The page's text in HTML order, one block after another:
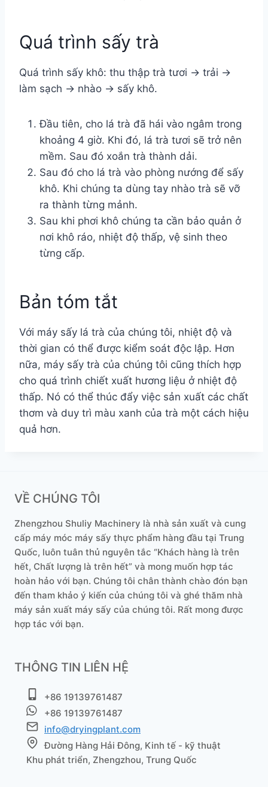
Quá trình sấy trà
Quá trình sấy khô: thu thập trà tươi → trải →
làm sạch → nhào → sấy khô.
Đầu tiên, cho lá trà đã hái vào ngâm trong
khoảng 4 giờ. Khi đó, lá trà tươi sẽ trở nên
mềm. Sau đó xoắn trà thành dải.
Sau đó cho lá trà vào phòng nướng để sấy
khô. Khi chúng ta dùng tay nhào trà sẽ vỡ
ra thành từng mảnh.
Sau khi phơi khô chúng ta cần bảo quản ở
nơi khô ráo, nhiệt độ thấp, vệ sinh theo
từng cấp.
Bản tóm tắt
Với máy sấy lá trà của chúng tôi, nhiệt độ và
thời gian có thể được kiểm soát độc lập. Hơn
nữa, máy sấy trà của chúng tôi cũng thích hợp
cho quá trình chiết xuất hương liệu ở nhiệt độ
thấp. Nó có thể thúc đẩy việc sản xuất các chất
thơm và duy trì màu xanh của trà một cách hiệu
quả hơn.
VỀ CHÚNG TÔI
Zhengzhou Shuliy Machinery là nhà sản xuất và cung
cấp máy móc máy sấy thực phẩm hàng đầu tại Trung
Quốc, luôn tuân thủ nguyên tắc “Khách hàng là trên
hết, Chất lượng là trên hết” và mong muốn hợp tác
hoàn hảo với bạn. Chúng tôi chân thành chào đón bạn
đến tham khảo ý kiến ​​của chúng tôi và ghé thăm nhà
máy sản xuất máy sấy của chúng tôi. Rất mong được
hợp tác với bạn.
THÔNG TIN LIÊN HỆ
+86 19139761487
+86 19139761487
info@dryingplant.com
Đường Hàng Hải Đông, Kinh tế - kỹ thuật
Khu phát triển, Zhengzhou, Trung Quốc